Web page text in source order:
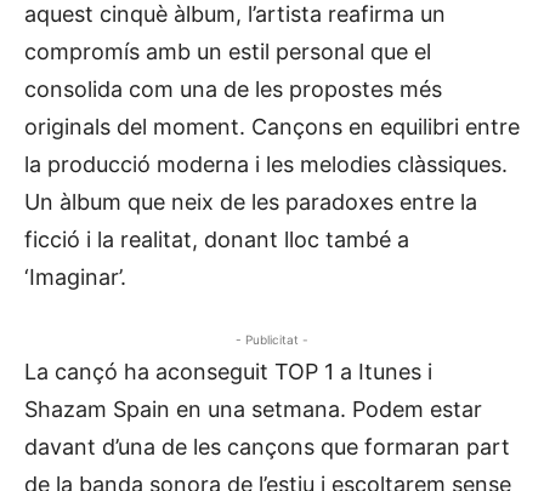
aquest cinquè àlbum, l’artista reafirma un
compromís amb un estil personal que el
consolida com una de les propostes més
originals del moment. Cançons en equilibri entre
la producció moderna i les melodies clàssiques.
Un àlbum que neix de les paradoxes entre la
ficció i la realitat, donant lloc també a
‘Imaginar’.
- Publicitat -
La cançó ha aconseguit TOP 1 a Itunes i
Shazam Spain en una setmana. Podem estar
davant d’una de les cançons que formaran part
de la banda sonora de l’estiu i escoltarem sense